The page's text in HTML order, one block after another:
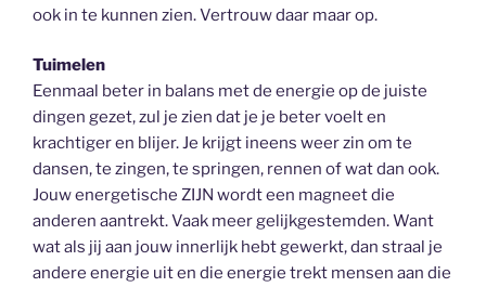
ook in te kunnen zien. Vertrouw daar maar op.
Tuimelen
Eenmaal beter in balans met de energie op de juiste
dingen gezet, zul je zien dat je je beter voelt en
krachtiger en blijer. Je krijgt ineens weer zin om te
dansen, te zingen, te springen, rennen of wat dan ook.
Jouw energetische ZIJN wordt een magneet die
anderen aantrekt. Vaak meer gelijkgestemden. Want
wat als jij aan jouw innerlijk hebt gewerkt, dan straal je
andere energie uit en die energie trekt mensen aan die